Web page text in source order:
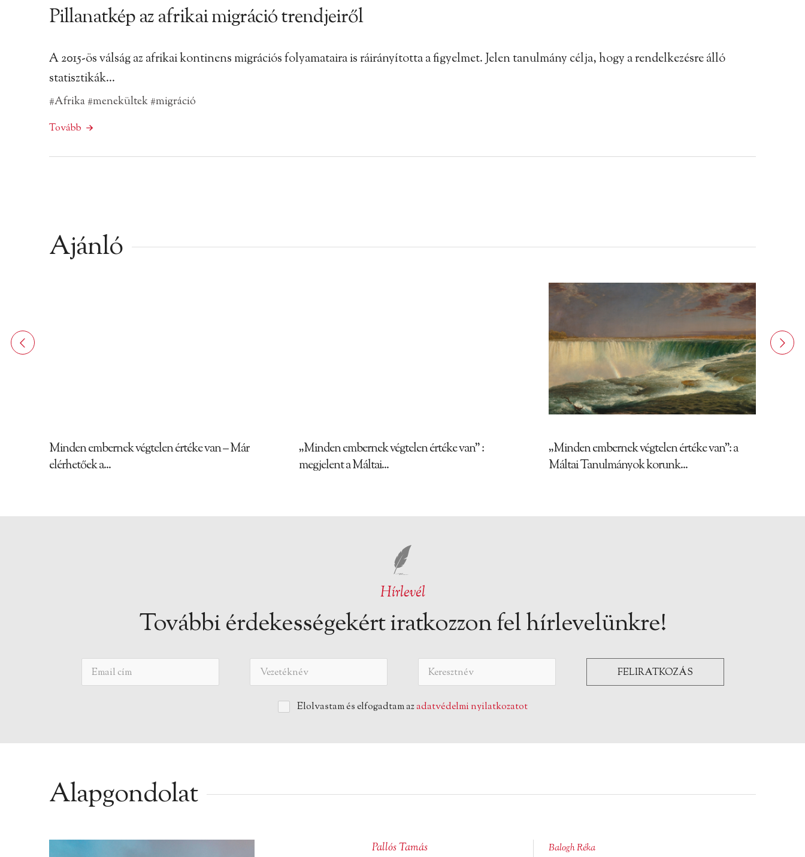
Pillanatkép az afrikai migráció trendjeiről
A 2015-ös válság az afrikai kontinens migrációs folyamataira is ráirányította a figyelmet. Jelen tanulmány célja, hogy a rendelkezésre álló
statisztikák…
#Afrika#menekültek#migráció
Tovább
Ajánló
Minden embernek végtelen értéke van – Már
elérhetőek a...
„Minden embernek végtelen értéke van” :
megjelent a Máltai...
„Minden embernek végtelen értéke van”: a
Máltai Tanulmányok korunk...
Hírlevél
További érdekességekért iratkozzon fel hírlevelünkre!
Elolvastam és elfogadtam azadatvédelmi nyilatkozatot
Alapgondolat
Pallós Tamás Balogh Réka